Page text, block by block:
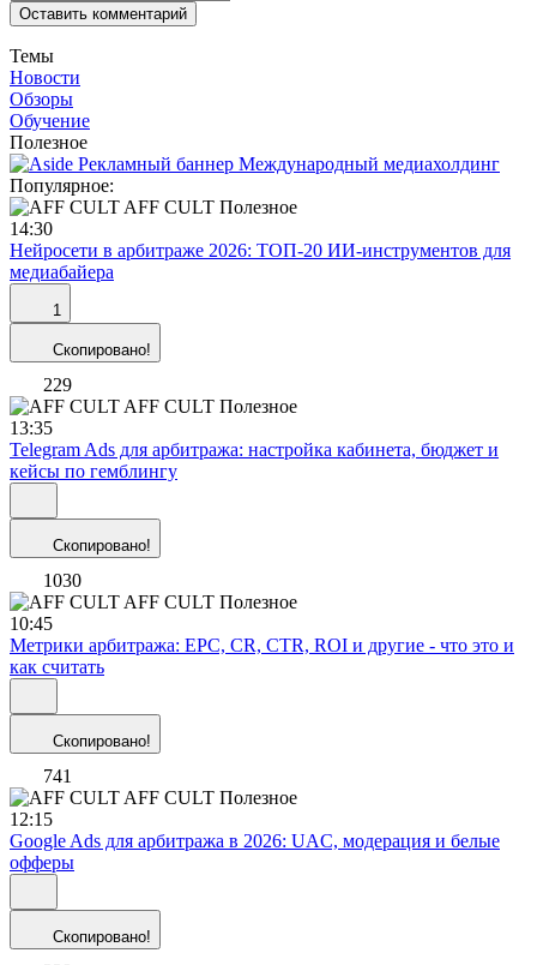
Оставить комментарий
Темы
Новости
Обзоры
Обучение
Полезное
Популярное:
AFF CULT Полезное
14:30
Нейросети в арбитраже 2026: ТОП-20 ИИ-инструментов для
медиабайера
1
Скопировано!
229
AFF CULT Полезное
13:35
Telegram Ads для арбитража: настройка кабинета, бюджет и
кейсы по гемблингу
Скопировано!
1030
AFF CULT Полезное
10:45
Метрики арбитража: EPC, CR, CTR, ROI и другие - что это и
как считать
Скопировано!
741
AFF CULT Полезное
12:15
Google Ads для арбитража в 2026: UAC, модерация и белые
офферы
Скопировано!